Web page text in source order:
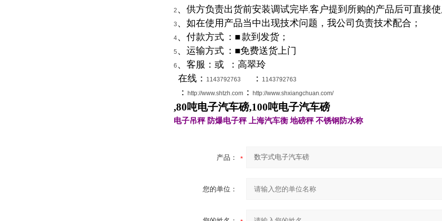
2 、供方负责出货前安装调试完毕,客户提到所购的产品后可直接使
3 、如在使用产品当中出现技术问题，我公司负责技术配合；
4、付款方式 ：■款到发货；
5 、运输方式 ：■免费送货上门
6 、客服： 或
：高翠玲
在线 ： 1143792763 ： 1143792763
： http://www.shtzh.com ： http://www.shxiangchuan.com/
,80吨电子汽车磅,100吨电子汽车磅
电子吊秤 防爆电子秤 上海汽车衡 地磅秤 不锈钢防水称
产品：
您的单位：